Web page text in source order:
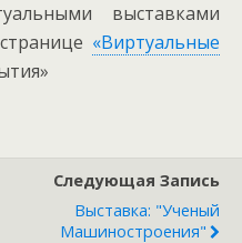
выставками
«Виртуальные
Следующая Запись
Выставка: "Ученый
Машиностроения"